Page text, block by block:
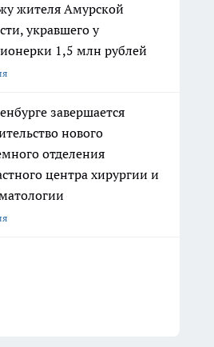
жителя Амурской
укравшего у
1,5 млн рублей
завершается
нового
отделения
центра хирургии и